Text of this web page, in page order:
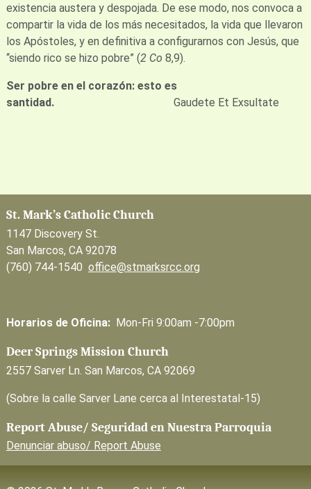
existencia austera y despojada. De ese modo, nos convoca a
compartir la vida de los más necesitados, la vida que llevaron
los Apóstoles, y en definitiva a configurarnos con Jesús, que
“siendo rico se hizo pobre” (2 Co 8,9).
Ser pobre en el corazón:esto es
santidad. Gaudete Et Exsultate
St. Mark’s Catholic Church
1147 Discovery St.
San Marcos, CA 92078
(760) 744-1540 office@stmarksrcc.org
Horarios de Oficina: Mon-Fri 9:00am -7:00pm
Deer Springs Mission Church
2557 Sarver Ln. San Marcos, CA 92069
(Sobre la calle Sarver Lane cerca al Interestatal-15)
Report Abuse/ Seguridad en Nuestra Parroquia
Denunciar abuso/ Report Abuse